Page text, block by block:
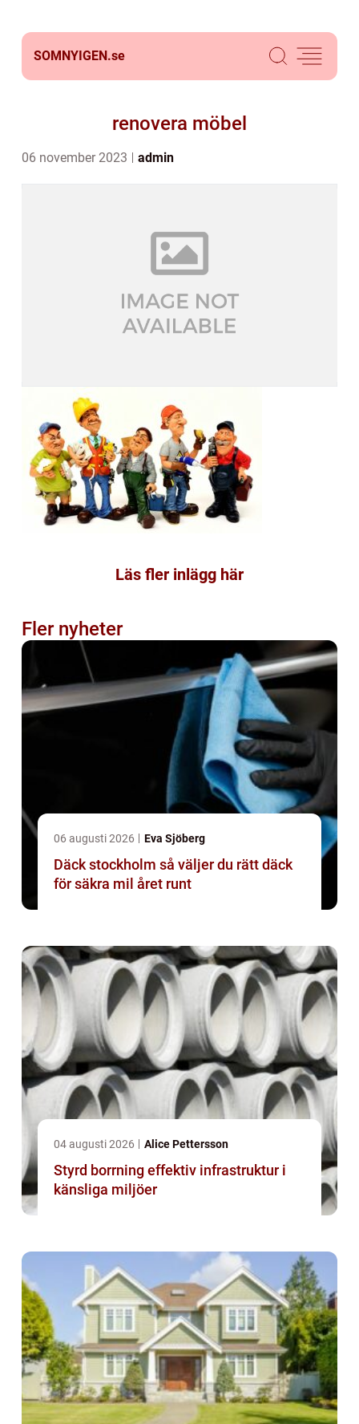
SOMNYIGEN.se
renovera möbel
06 november 2023 admin
Läs fler inlägg här
Fler nyheter
06 augusti 2026 Eva Sjöberg
Däck stockholm så väljer du rätt däck
för säkra mil året runt
04 augusti 2026 Alice Pettersson
Styrd borrning effektiv infrastruktur i
känsliga miljöer